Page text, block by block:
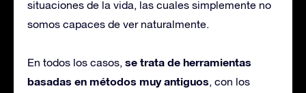
situaciones de la vida, las cuales simplemente no
somos capaces de ver naturalmente.
En todos los casos, se trata de herramientas
basadas en métodos muy antiguos, con los